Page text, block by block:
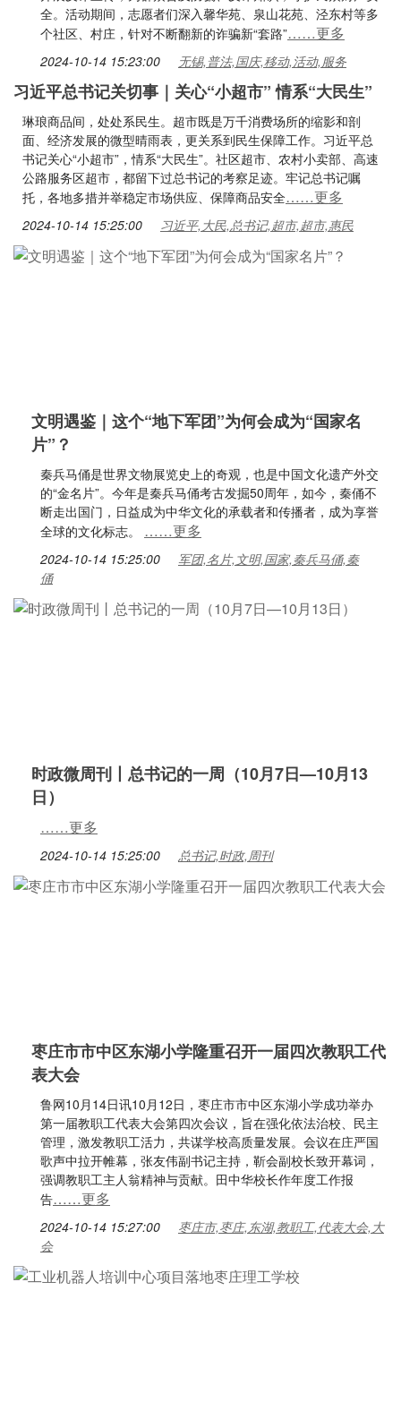
全。活动期间，志愿者们深入馨华苑、泉山花苑、泾东村等多
个社区、村庄，针对不断翻新的诈骗新“套路”……更多
2024-10-14 15:23:00 无锡,普法,国庆,移动,活动,服务
习近平总书记关切事｜关心“小超市” 情系“大民生”
琳琅商品间，处处系民生。超市既是万千消费场所的缩影和剖
面、经济发展的微型晴雨表，更关系到民生保障工作。习近平总
书记关心“小超市”，情系“大民生”。社区超市、农村小卖部、高速
公路服务区超市，都留下过总书记的考察足迹。牢记总书记嘱
托，各地多措并举稳定市场供应、保障商品安全……更多
2024-10-14 15:25:00 习近平,大民,总书记,超市,超市,惠民
文明遇鉴｜这个“地下军团”为何会成为“国家名
片”？
秦兵马俑是世界文物展览史上的奇观，也是中国文化遗产外交
的“金名片”。今年是秦兵马俑考古发掘50周年，如今，秦俑不
断走出国门，日益成为中华文化的承载者和传播者，成为享誉
全球的文化标志。 ……更多
2024-10-14 15:25:00
军团,名片,文明,国家,秦兵马俑,秦
俑
时政微周刊丨总书记的一周（10月7日—10月13
日）
……更多
2024-10-14 15:25:00 总书记,时政,周刊
枣庄市市中区东湖小学隆重召开一届四次教职工代
表大会
鲁网10月14日讯10月12日，枣庄市市中区东湖小学成功举办
第一届教职工代表大会第四次会议，旨在强化依法治校、民主
管理，激发教职工活力，共谋学校高质量发展。会议在庄严国
歌声中拉开帷幕，张友伟副书记主持，靳会副校长致开幕词，
强调教职工主人翁精神与贡献。田中华校长作年度工作报
告……更多
2024-10-14 15:27:00
枣庄市,枣庄,东湖,教职工,代表大会,大
会